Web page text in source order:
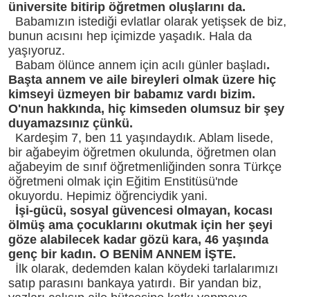
üniversite bitirip öğretmen oluşlarını da.
Babamızın istediği evlatlar olarak yetişsek de biz,
bunun acısını hep içimizde yaşadık. Hala da
yaşıyoruz.
Babam ölünce annem için acılı günler başladı.
Başta annem ve aile bireyleri olmak üzere hiç
kimseyi üzmeyen bir babamız vardı bizim.
O'nun hakkında, hiç kimseden olumsuz bir şey
duyamazsınız çünkü.
Kardeşim 7, ben 11 yaşındaydık. Ablam lisede,
bir ağabeyim öğretmen okulunda, öğretmen olan
ağabeyim de sınıf öğretmenliğinden sonra Türkçe
öğretmeni olmak için Eğitim Enstitüsü'nde
okuyordu. Hepimiz öğrenciydik yani.
İşi-gücü, sosyal güvencesi olmayan, kocası
ölmüş ama çocuklarını okutmak için her şeyi
göze alabilecek kadar gözü kara, 46 yaşında
genç bir kadın. O BENİM ANNEM İŞTE.
İlk olarak, dedemden kalan köydeki tarlalarımızı
satıp parasını bankaya yatırdı. Bir yandan biz,